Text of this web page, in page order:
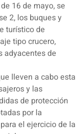
16 de mayo, se
2, los buques y
turístico de
tipo crucero,
adyacentes de
lleven a cabo esta
y las
de protección
por la
el ejercicio de la